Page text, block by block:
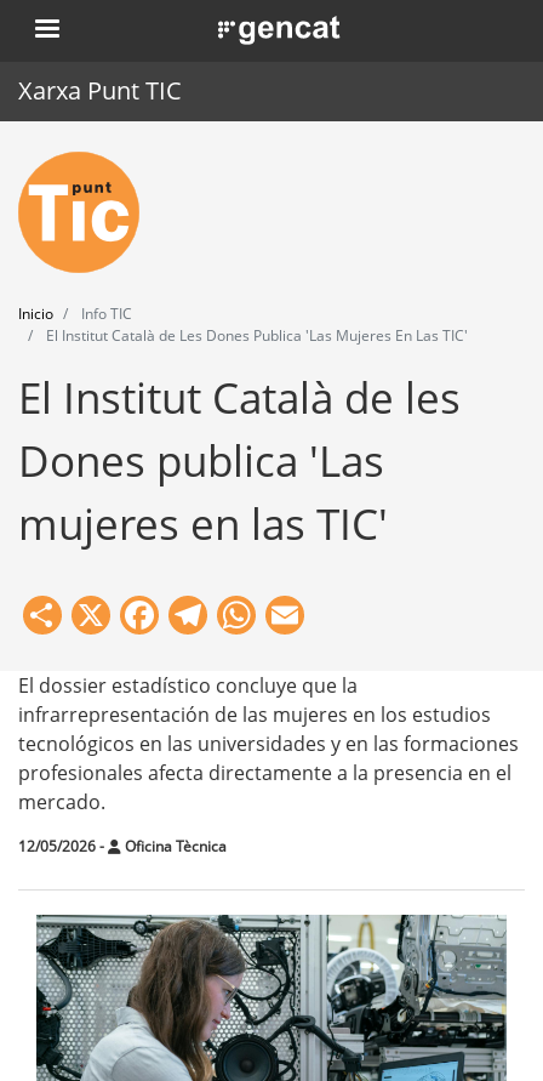
Pasar
al
. Obre en una nova finestra.
Xarxa Punt TIC
Inicio
Punt TIC
Actualidad
Agenda
Formación
Herramientas
Inicio
Info TIC
El Institut Català de Les Dones Publica 'Las Mujeres En Las TIC'
El Institut Català de les
Dones publica 'Las
mujeres en las TIC'
Share
X Facebook
Telegram
WhatsApp
El dossier estadístico concluye que la
infrarrepresentación de las mujeres en los estudios
tecnológicos en las universidades y en las formaciones
profesionales afecta directamente a la presencia en el
mercado.
12/05/2026- Oficina Tècnica